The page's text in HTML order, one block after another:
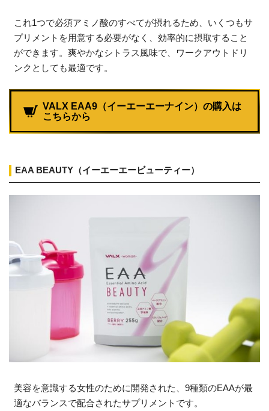
これ1つで必須アミノ酸のすべてが摂れるため、いくつもサ
プリメントを用意する必要がなく、効率的に摂取すること
ができます。爽やかなシトラス風味で、ワークアウトドリ
ンクとしても最適です。
VALX EAA9（イーエーエーナイン）の購入は
こちらから
EAA BEAUTY（イーエーエービューティー）
美容を意識する女性のために開発された、9種類のEAAが最
適なバランスで配合されたサプリメントです。